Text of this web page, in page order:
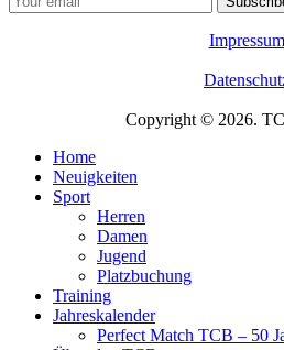
Impressum
Copyright © 2026.
Home
Neuigkeiten
Sport
Herren
Damen
Jugend
Platzbuchung
Training
Jahreskalender
Perfect Match TCB – 50